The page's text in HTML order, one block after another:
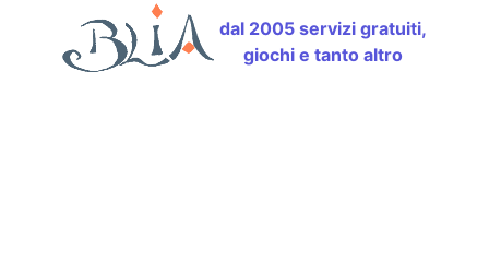
dal 2005 servizi gratuiti,
giochi e tanto altro